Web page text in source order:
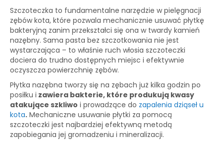
Szczoteczka to fundamentalne narzędzie w pielęgnacji
zębów kota, które pozwala mechanicznie usuwać płytkę
bakteryjną zanim przekształci się ona w twardy kamień
nazębny. Sama pasta bez szczotkowania nie jest
wystarczająca – to właśnie ruch włosia szczoteczki
dociera do trudno dostępnych miejsc i efektywnie
oczyszcza powierzchnię zębów.
Płytka nazębna tworzy się na zębach już kilka godzin po
posiłku i zawiera bakterie, które produkują kwasy
atakujące szkliwo i prowadzące do zapalenia dziąseł u
kota. Mechaniczne usuwanie płytki za pomocą
szczoteczki jest najbardziej efektywną metodą
zapobiegania jej gromadzeniu i mineralizacji.